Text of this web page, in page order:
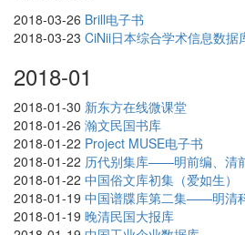
2018-03-26 Brill电子书
2018-03-23 CiNii日本综合学术信息数据
2018-01
2018-01-30 新东方在线微课堂
2018-01-26 瀚文民国书库
2018-01-22 Project MUSE电子书
2018-01-22 历代别集库——明前编、清
2018-01-22 中国俗文库初集（爱如生）
2018-01-19 中国谱牒库第二集——明清
2018-01-19 晚清民国大报库